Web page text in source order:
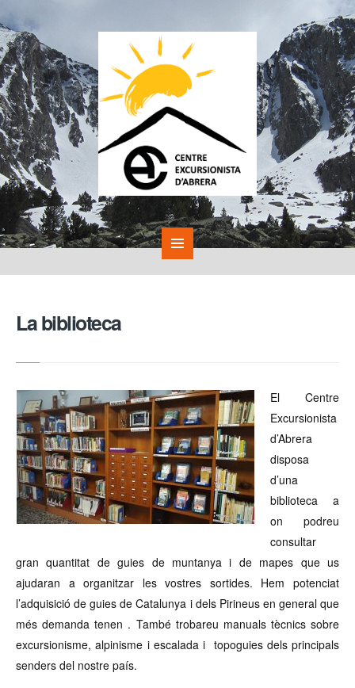
La biblioteca
El Centre
Excursionista
d’Abrera
disposa
d’una
biblioteca a
on podreu
consultar
gran quantitat de guies de muntanya i de mapes que us
ajudaran a organitzar les vostres sortides. Hem potenciat
l’adquisició de guies de Catalunya i dels Pirineus en general que
més demanda tenen . També trobareu manuals tècnics sobre
excursionisme, alpinisme i escalada i topoguies dels principals
senders del nostre país.